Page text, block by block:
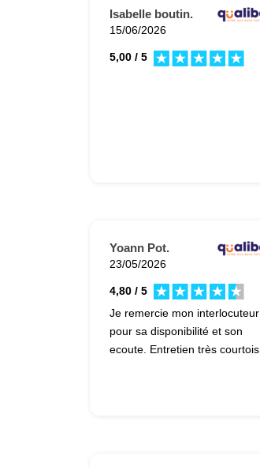
Isabelle boutin.
15/06/2026
5,00 / 5
Yoann Pot.
23/05/2026
4,80 / 5
Je remercie mon interlocuteur
pour sa disponibilité et son
ecoute. Entretien très courtois.